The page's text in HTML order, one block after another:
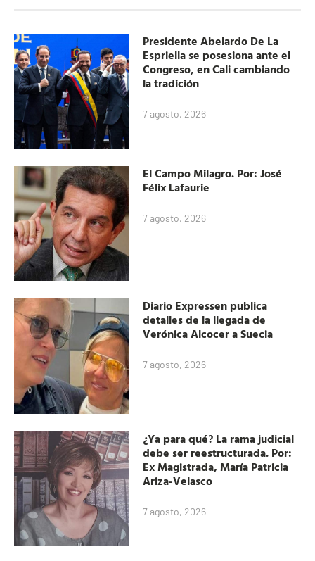
Presidente Abelardo De La
Espriella se posesiona ante el
Congreso, en Cali cambiando
la tradición
7 agosto, 2026
El Campo Milagro. Por: José
Félix Lafaurie
7 agosto, 2026
Diario Expressen publica
detalles de la llegada de
Verónica Alcocer a Suecia
7 agosto, 2026
¿Ya para qué? La rama judicial
debe ser reestructurada. Por:
Ex Magistrada, María Patricia
Ariza-Velasco
7 agosto, 2026